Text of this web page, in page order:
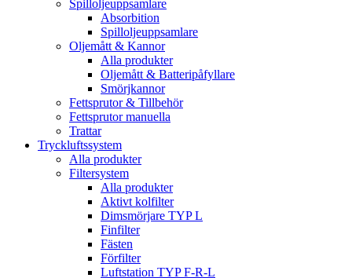
Spilloljeuppsamlare
Absorbition
Spilloljeuppsamlare
Oljemått & Kannor
Alla produkter
Oljemått & Batteripåfyllare
Smörjkannor
Fettsprutor & Tillbehör
Fettsprutor manuella
Trattar
Tryckluftssystem
Alla produkter
Filtersystem
Alla produkter
Aktivt kolfilter
Dimsmörjare TYP L
Finfilter
Fästen
Förfilter
Luftstation TYP F-R-L